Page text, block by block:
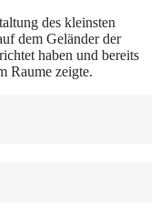
des kleinsten
dem Geländer der
haben und bereits
Raume zeigte.